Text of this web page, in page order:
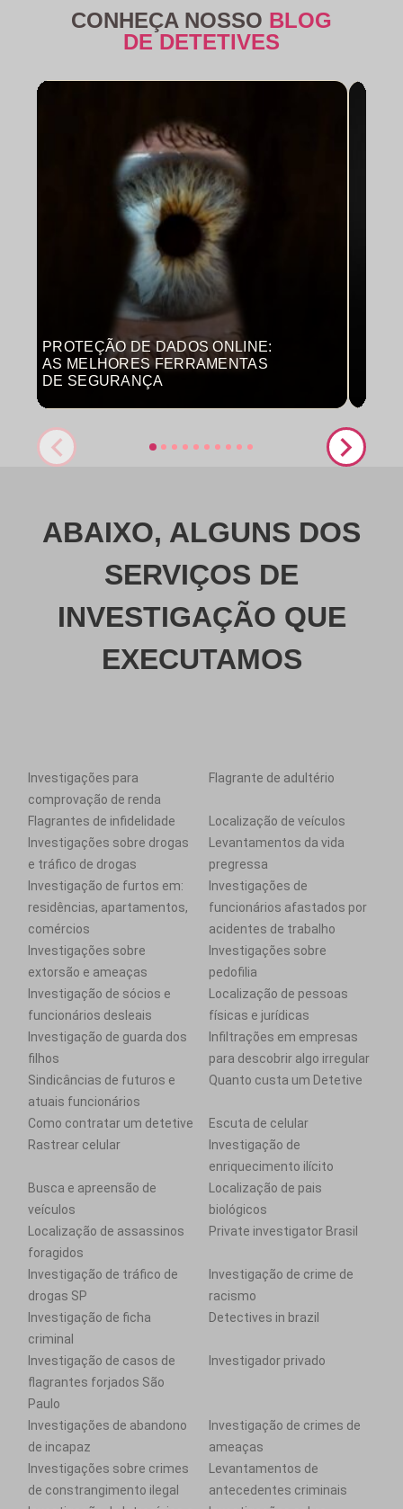
CONHEÇA NOSSO BLOG
DE DETETIVES
PROTEÇÃO DE DADOS ONLINE:
AS MELHORES FERRAMENTAS
DE SEGURANÇA
ABAIXO, ALGUNS DOS
SERVIÇOS DE
INVESTIGAÇÃO QUE
EXECUTAMOS
Investigações para
comprovação de renda
Flagrante de adultério
Flagrantes de infidelidade
Localização de veículos
Investigações sobre drogas
e tráfico de drogas
Levantamentos da vida
pregressa
Investigação de furtos em:
residências, apartamentos,
comércios
Investigações de
funcionários afastados por
acidentes de trabalho
Investigações sobre
extorsão e ameaças
Investigações sobre
pedofilia
Investigação de sócios e
funcionários desleais
Localização de pessoas
físicas e jurídicas
Investigação de guarda dos
filhos
Infiltrações em empresas
para descobrir algo irregular
Sindicâncias de futuros e
atuais funcionários
Quanto custa um Detetive
Como contratar um detetive
Escuta de celular
Rastrear celular
Investigação de
enriquecimento ilícito
Busca e apreensão de
veículos
Localização de pais
biológicos
Localização de assassinos
foragidos
Private investigator Brasil
Investigação de tráfico de
drogas SP
Investigação de crime de
racismo
Investigação de ficha
criminal
Detectives in brazil
Investigação de casos de
flagrantes forjados São
Paulo
Investigador privado
Investigações de abandono
de incapaz
Investigação de crimes de
ameaças
Investigações sobre crimes
de constrangimento ilegal
Levantamentos de
antecedentes criminais